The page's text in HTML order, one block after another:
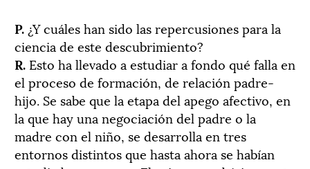
P. ¿Y cuáles han sido las repercusiones para la
ciencia de este descubrimiento?
R. Esto ha llevado a estudiar a fondo qué falla en
el proceso de formación, de relación padre-
hijo. Se sabe que la etapa del apego afectivo, en
la que hay una negociación del padre o la
madre con el niño, se desarrolla en tres
entornos distintos que hasta ahora se habían